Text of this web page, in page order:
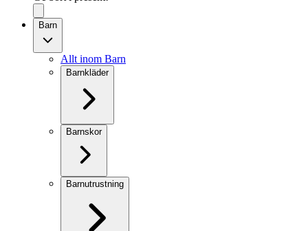
Barn
Allt inom Barn
Barnkläder
Barnskor
Barnutrustning